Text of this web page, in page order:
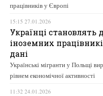
працівників у Європі
15:15 27.01.2026
Українці становлять
іноземних
дані
Українські мігранти у Польщі
рівнем економічної активності
11:32 24.01.2026